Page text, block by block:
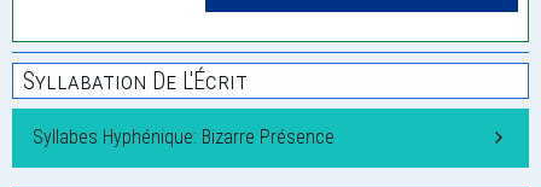
Syllabation De L'Écrit
Syllabes Hyphénique: Bizarre Présence